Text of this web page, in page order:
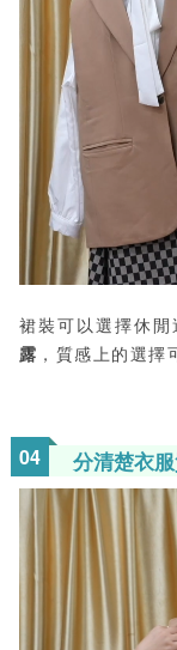
裙裝可以選擇休
露 ，質感上的選擇
04 分清楚衣